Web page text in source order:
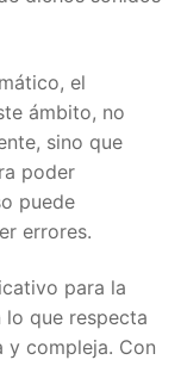
el
ámbito, no
sino que
poder
puede
errores.
para la
que respecta
y compleja. Con